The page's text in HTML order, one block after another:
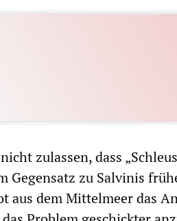
zulassen, dass
Gegensatz zu Salvinis
aus dem Mittelmeer das